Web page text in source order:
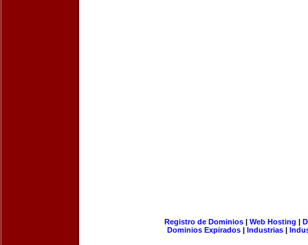
Registro de Dominios| Web Hosting |
Dominios Expirados | Industrias |